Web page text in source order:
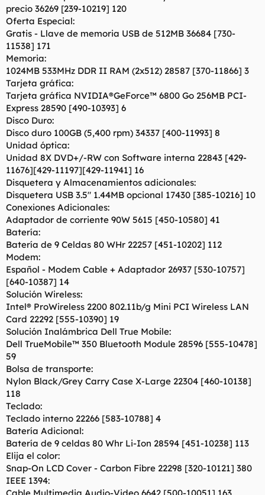
precio 36269 [239-10219] 120
Oferta Especial:
Gratis - Llave de memoria USB de 512MB 36684 [730-
11538] 171
Memoria:
1024MB 533MHz DDR II RAM (2x512) 28587 [370-11866] 3
Tarjeta gráfica:
Tarjeta gráfica NVIDIA®GeForce™ 6800 Go 256MB PCI-
Express 28590 [490-10393] 6
Disco Duro:
Disco duro 100GB (5,400 rpm) 34337 [400-11993] 8
Unidad óptica:
Unidad 8X DVD+/-RW con Software interna 22843 [429-
11676][429-11197][429-11941] 16
Disquetera y Almacenamientos adicionales:
Disquetera USB 3.5" 1.44MB opcional 17430 [385-10216] 10
Conexiones Adicionales:
Adaptador de corriente 90W 5615 [450-10580] 41
Batería:
Batería de 9 Celdas 80 WHr 22257 [451-10202] 112
Modem:
Español - Modem Cable + Adaptador 26937 [530-10757]
[640-10387] 14
Solución Wireless:
Intel® ProWireless 2200 802.11b/g Mini PCI Wireless LAN
Card 22292 [555-10390] 19
Solución Inalámbrica Dell True Mobile:
Dell TrueMobile™ 350 Bluetooth Module 28596 [555-10478]
59
Bolsa de transporte:
Nylon Black/Grey Carry Case X-Large 22304 [460-10138]
118
Teclado:
Teclado interno 22266 [583-10788] 4
Batería Adicional:
Batería de 9 celdas 80 Whr Li-Ion 28594 [451-10238] 113
Elija el color:
Snap-On LCD Cover - Carbon Fibre 22298 [320-10121] 380
IEEE 1394:
Cable Multimedia Audio-Video 6642 [500-10051] 163